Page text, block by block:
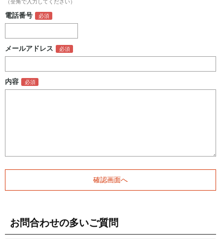
（全角で入力してください）
電話番号
メールアドレス
内容
お問合わせの多いご質問